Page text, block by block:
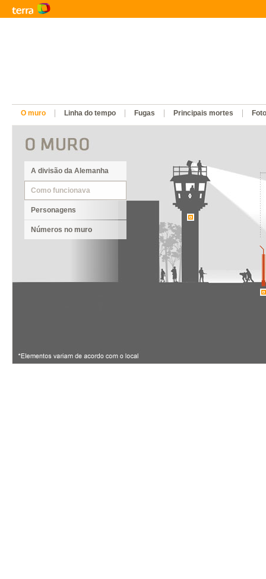
A divisão da Alemanha
Como funcionava
Personagens
Números no muro
O muro Linha do tempo Fugas Principais mortes